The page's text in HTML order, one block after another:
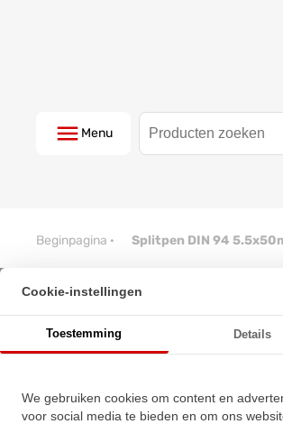
Menu
Beginpagina · Splitpen DIN 94
Cookie-instellingen
Toestemming Details
We gebruiken cookies om content en
voor social media te bieden en om ons
Splitpen DIN 94
★★★★★
★★★★★